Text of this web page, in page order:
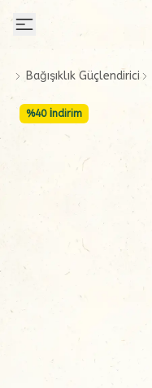
Bağışıklık Güçlendirici
%40 İndirim